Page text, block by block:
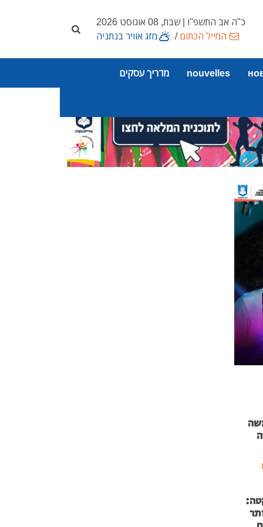
כ"ה אב התשפ"ו | שבת, 08 אוגוסט 2026
המייל הכתום/ מזג אוויר בנתניה
nouvelles מדריך עסקים
נמשה
אותר